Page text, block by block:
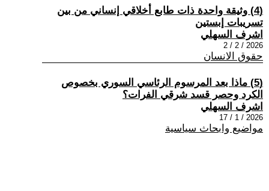
(4) وثيقة واحدة ذات طابع أخلاقي إنساني من بين
تسريبات إبستين
اشرف السهلي
2026 / 2 / 2
حقوق الانسان
(5) ماذا بعد المرسوم الرئاسي السوري بخصوص
الكرد وحصر قسد شرقي الفرات؟
اشرف السهلي
2026 / 1 / 17
مواضيع وابحاث سياسية